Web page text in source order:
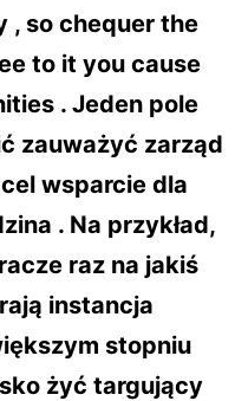
, so chequer the
to it you cause
. Jeden pole
zauważyć zarząd
wsparcie dla
. Na przykład,
raz na jakiś
instancja
stopniu
żyć targujący